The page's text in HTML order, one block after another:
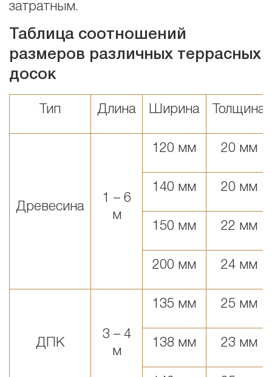
затратным.
Таблица соотношений
размеров различных террасных
досок
Тип Длина Ширина Толщина
Древесина
1 – 6
м
120 мм 20 мм
140 мм 20 мм
150 мм 22 мм
200 мм 24 мм
ДПК
3 – 4
м
135 мм 25 мм
138 мм 23 мм